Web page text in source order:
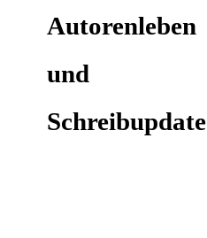
Autorenleben
und
Schreibupdate